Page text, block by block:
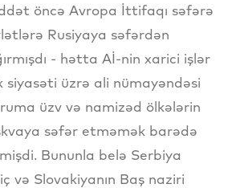
öncə Avropa İttifaqı səfərə
Rusiyaya səfərdən
- hətta Aİ-nin xarici işlər
siyasəti üzrə ali nümayəndəsi
üzv və namizəd ölkələrin
səfər etməmək barədə
Bununla belə Serbiya
və Slovakiyanın Baş naziri